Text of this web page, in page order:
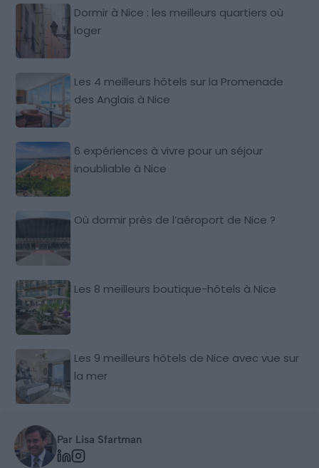
Dormir à Nice : les meilleurs quartiers où
loger
Les 4 meilleurs hôtels sur la Promenade
des Anglais à Nice
6 expériences à vivre pour un séjour
inoubliable à Nice
Où dormir près de l’aéroport de Nice ?
Les 8 meilleurs boutique-hôtels à Nice
Les 9 meilleurs hôtels de Nice avec vue sur
la mer
Par Lisa Sfartman